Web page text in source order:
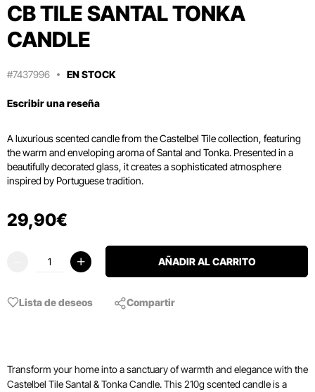
CB TILE SANTAL TONKA
CANDLE
#7437996 EN STOCK
Escribir una reseña
A luxurious scented candle from the Castelbel Tile collection, featuring
the warm and enveloping aroma of Santal and Tonka.Presented in a
beautifully decorated glass, it creates a sophisticated atmosphere
inspired by Portuguese tradition.
29,90€
AÑADIR AL CARRITO
Lista de deseos Compartir
Transform your home into a sanctuary of warmth and elegance with the
Castelbel Tile Santal & Tonka Candle. This 210g scented candle is a